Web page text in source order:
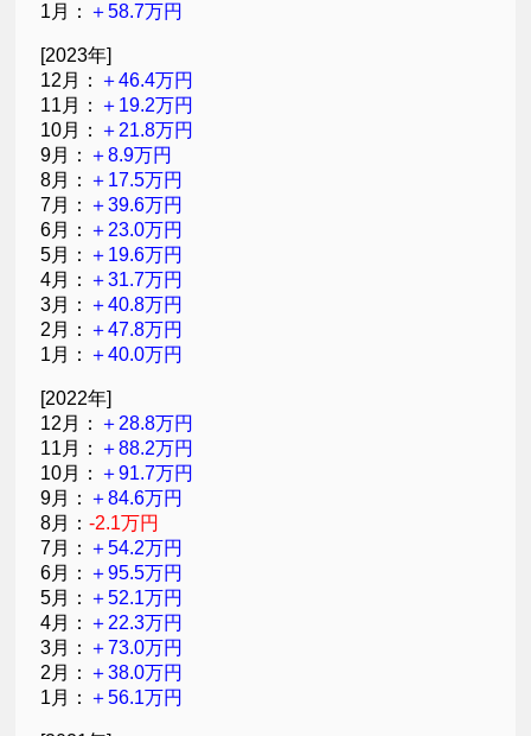
1月： ＋58.7万円
[2023年]
12月： ＋46.4万円
11月： ＋19.2万円
10月： ＋21.8万円
9月： ＋8.9万円
8月： ＋17.5万円
7月： ＋39.6万円
6月： ＋23.0万円
5月： ＋19.6万円
4月： ＋31.7万円
3月： ＋40.8万円
2月： ＋47.8万円
1月： ＋40.0万円
[2022年]
12月： ＋28.8万円
11月： ＋88.2万円
10月： ＋91.7万円
9月： ＋84.6万円
8月：-2.1万円
7月： ＋54.2万円
6月： ＋95.5万円
5月： ＋52.1万円
4月： ＋22.3万円
3月： ＋73.0万円
2月： ＋38.0万円
1月： ＋56.1万円